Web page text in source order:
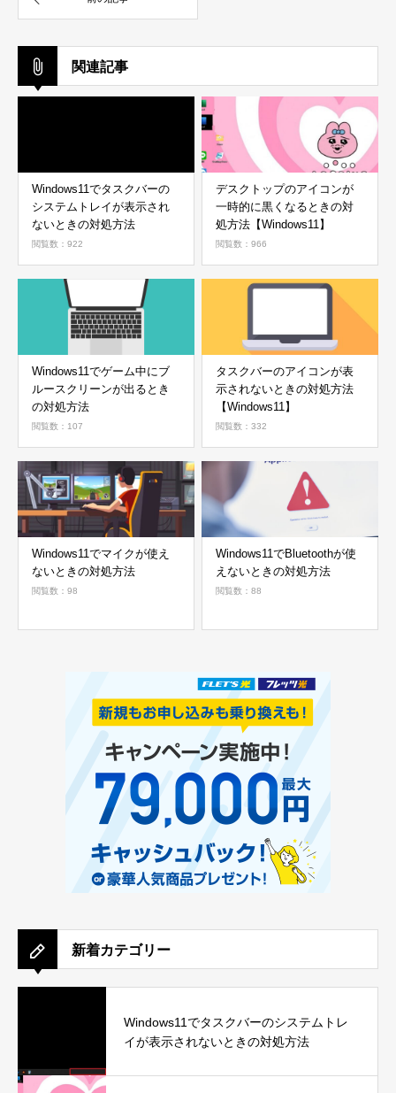
関連記事
Windows11でタスクバーの
システムトレイが表示され
ないときの対処方法
閲覧数：922
デスクトップのアイコンが
一時的に黒くなるときの対
処方法【Windows11】
閲覧数：966
Windows11でゲーム中にブ
ルースクリーンが出るとき
の対処方法
閲覧数：107
タスクバーのアイコンが表
示されないときの対処方法
【Windows11】
閲覧数：332
Windows11でマイクが使え
ないときの対処方法
閲覧数：98
Windows11でBluetoothが使
えないときの対処方法
閲覧数：88
新着カテゴリー
Windows11でタスクバーのシステムトレ
イが表示されないときの対処方法